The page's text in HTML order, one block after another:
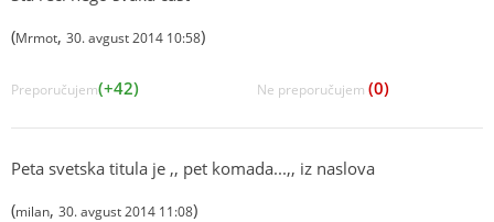
(Mrmot, 30. avgust 2014 10:58)
Preporučujem(+42) Ne preporučujem (0)
Peta svetska titula je ,, pet komada...,, iz naslova
(milan, 30. avgust 2014 11:08)